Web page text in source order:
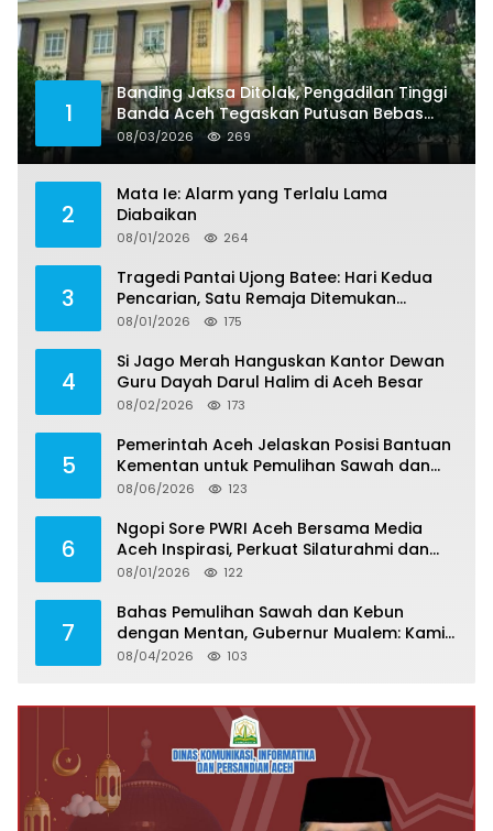
1
Banding Jaksa Ditolak, Pengadilan Tinggi
Banda Aceh Tegaskan Putusan Bebas
Dua Terdakwa Korupsi Tak Bisa Diajukan
Banding
08/03/2026 269
2
Mata Ie: Alarm yang Terlalu Lama
Diabaikan
08/01/2026 264
3
Tragedi Pantai Ujong Batee: Hari Kedua
Pencarian, Satu Remaja Ditemukan
Meninggal, Tiga Korban Masih Dicari
08/01/2026 175
4
Si Jago Merah Hanguskan Kantor Dewan
Guru Dayah Darul Halim di Aceh Besar
08/02/2026 173
5
Pemerintah Aceh Jelaskan Posisi Bantuan
Kementan untuk Pemulihan Sawah dan
Kebun
08/06/2026 123
6
Ngopi Sore PWRI Aceh Bersama Media
Aceh Inspirasi, Perkuat Silaturahmi dan
Wariskan Pengalaman Berharga
08/01/2026 122
7
Bahas Pemulihan Sawah dan Kebun
dengan Mentan, Gubernur Mualem: Kami
Butuh Dukungan Pak Menteri
08/04/2026 103